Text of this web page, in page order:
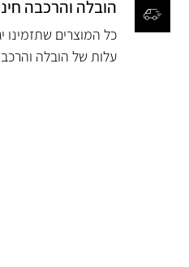
הובלה והרכבה
כל המוצרים שתזמינו
עלות של הובלה